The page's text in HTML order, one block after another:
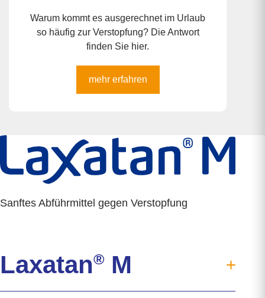
Warum kommt es ausgerechnet im Urlaub
so häufig zur Verstopfung? Die Antwort
finden Sie hier.
mehr erfahren
Sanftes Abführmittel gegen Verstopfung
Laxatan® M
®